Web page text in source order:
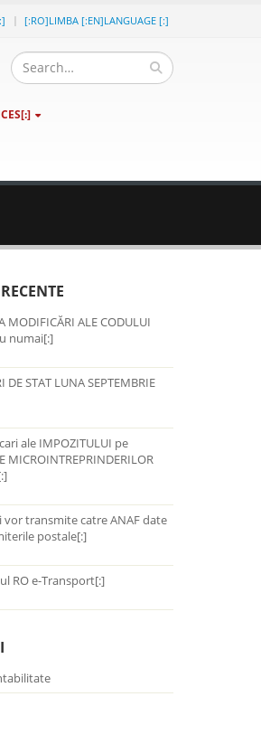
[:RO]LIMBA [:EN]LANGUAGE [:]
MODIFICĂRI ALE CODULUI
numai[:]
DE STAT LUNA SEPTEMBRIE
ale IMPOZITULUI pe
MICROINTREPRINDERILOR
vor transmite catre ANAF date
postale[:]
RO e-Transport[:]